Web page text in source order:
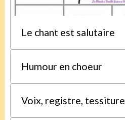
Le chant est salutaire
Humour en choeur
Voix, registre, tessiture